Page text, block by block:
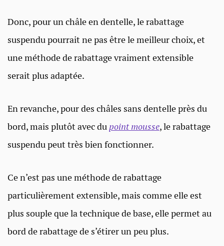
Donc, pour un châle en dentelle, le rabattage
suspendu pourrait ne pas être le meilleur choix, et
une méthode de rabattage vraiment extensible
serait plus adaptée.
En revanche, pour des châles sans dentelle près du
bord, mais plutôt avec du point mousse, le rabattage
suspendu peut très bien fonctionner.
Ce n’est pas une méthode de rabattage
particulièrement extensible, mais comme elle est
plus souple que la technique de base, elle permet au
bord de rabattage de s’étirer un peu plus.